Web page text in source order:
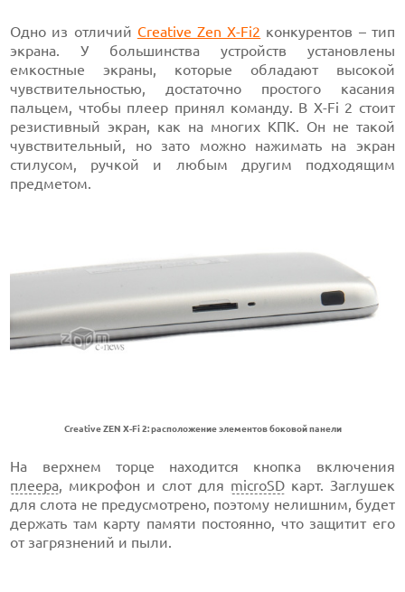
Одно из отличий Creative Zen X-Fi2 конкурентов – тип
экрана. У большинства устройств установлены
емкостные экраны, которые обладают высокой
чувствительностью, достаточно простого касания
пальцем, чтобы плеер принял команду. В X-Fi 2 стоит
резистивный экран, как на многих КПК. Он не такой
чувствительный, но зато можно нажимать на экран
стилусом, ручкой и любым другим подходящим
предметом.
Creative ZEN X-Fi 2: расположение элементов боковой панели
На верхнем торце находится кнопка включения
плеера, микрофон и слот для microSDкарт. Заглушек
для слота не предусмотрено, поэтому нелишним, будет
держать там карту памяти постоянно, что защитит его
от загрязнений и пыли.